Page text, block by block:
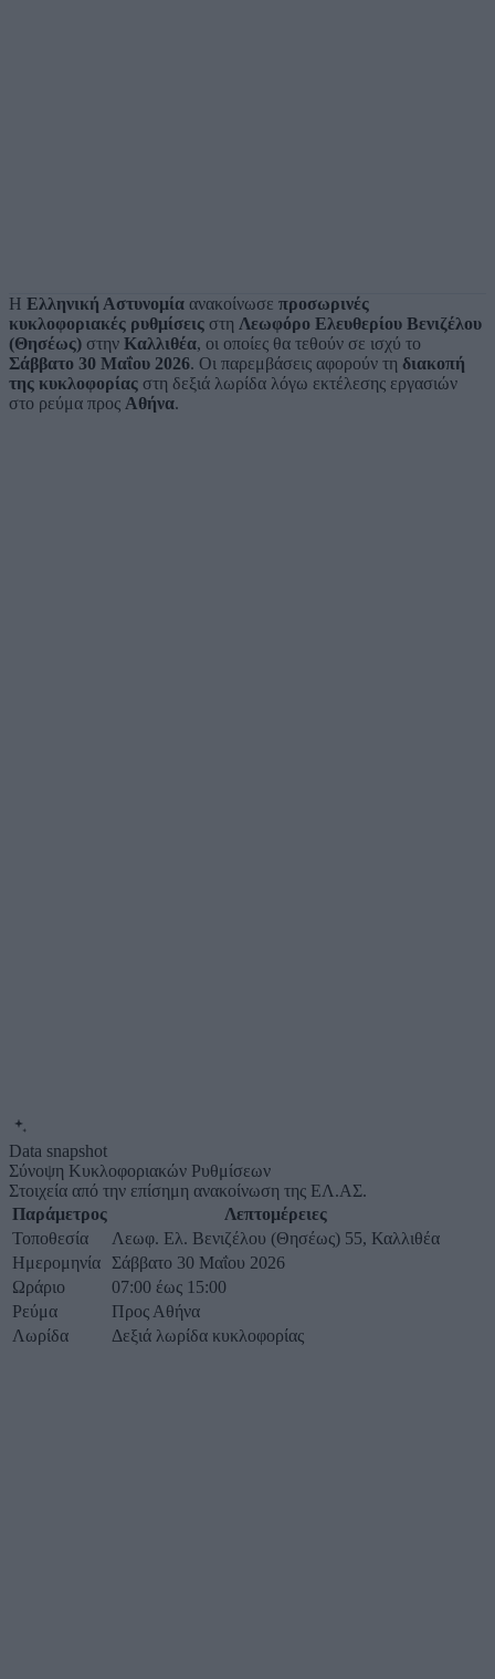
Η Ελληνική Αστυνομία ανακοίνωσε προσωρινές
κυκλοφοριακές ρυθμίσεις στη Λεωφόρο Ελευθερίου Βενιζέλου
(Θησέως) στην Καλλιθέα, οι οποίες θα τεθούν σε ισχύ το
Σάββατο 30 Μαΐου 2026. Οι παρεμβάσεις αφορούν τη διακοπή
της κυκλοφορίας στη δεξιά λωρίδα λόγω εκτέλεσης εργασιών
στο ρεύμα προς Αθήνα.
Data snapshot
Σύνοψη Κυκλοφοριακών Ρυθμίσεων
Στοιχεία από την επίσημη ανακοίνωση της ΕΛ.ΑΣ.
Παράμετρος
Λεπτομέρειες
Τοποθεσία
Λεωφ. Ελ. Βενιζέλου (Θησέως) 55, Καλλιθέα
Ημερομηνία
Σάββατο 30 Μαΐου 2026
Ωράριο
07:00 έως 15:00
Ρεύμα
Προς Αθήνα
Λωρίδα
Δεξιά λωρίδα κυκλοφορίας